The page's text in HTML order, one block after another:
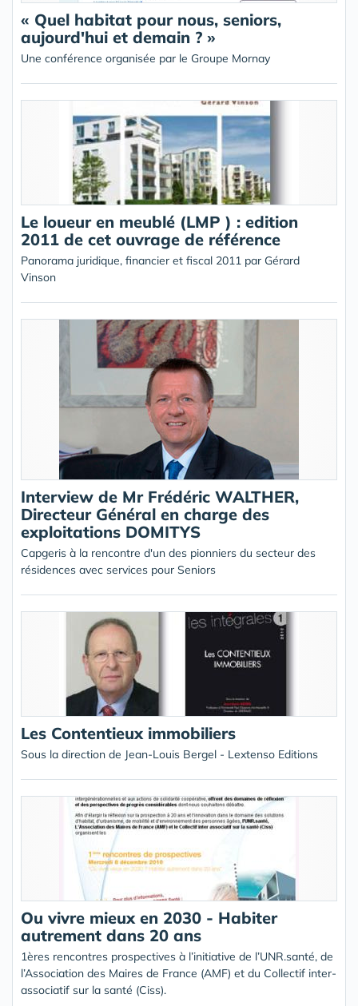
« Quel habitat pour nous, seniors,
aujourd'hui et demain ? »
Une conférence organisée par le Groupe Mornay
Le loueur en meublé (LMP ) : edition
2011 de cet ouvrage de référence
Panorama juridique, financier et fiscal 2011 par Gérard
Vinson
Interview de Mr Frédéric WALTHER,
Directeur Général en charge des
exploitations DOMITYS
Capgeris à la rencontre d'un des pionniers du secteur des
résidences avec services pour Seniors
Les Contentieux immobiliers
Sous la direction de Jean-Louis Bergel - Lextenso Editions
Ou vivre mieux en 2030 - Habiter
autrement dans 20 ans
1ères rencontres prospectives à l’initiative de l’UNR.santé, de
l’Association des Maires de France (AMF) et du Collectif inter-
associatif sur la santé (Ciss).